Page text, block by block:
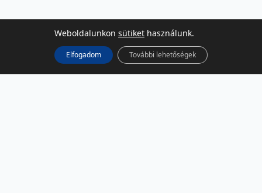
Weboldalunkon sütiket használunk.
Elfogadom További lehetőségek